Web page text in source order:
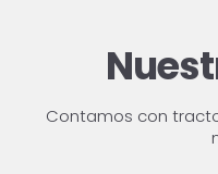
Contamos con